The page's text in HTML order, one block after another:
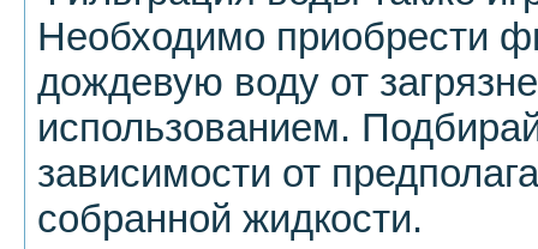
Необходимо приобрести
дождевую воду от
использованием.
зависимости от
собранной жидкости.